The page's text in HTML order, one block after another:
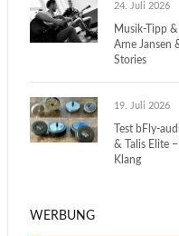
24. Juli 2026
Musik-Tipp
Arne Jansen
Stories
19. Juli 2026
Test bFly-
& Talis Elite
Klang
WERBUNG